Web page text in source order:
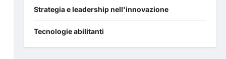
Strategia e leadership nell'innovazione
Tecnologie abilitanti